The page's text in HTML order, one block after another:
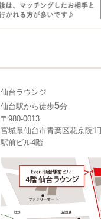
仙台ラウンジ
仙台駅から徒歩5分
〒980-0013
宮城県仙台市青葉区花京院
駅前ビル4階